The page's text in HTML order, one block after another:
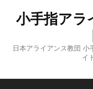
ス
小手指アラ
日本アライアンス教団 小
イ